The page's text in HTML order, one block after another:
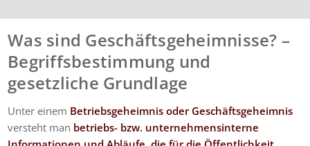
Was sind Geschäftsgeheimnisse? –
Begriffsbestimmung und
gesetzliche Grundlage
Unter einem Betriebsgeheimnis oder Geschäftsgeheimnis
versteht man betriebs- bzw. unternehmensinterne